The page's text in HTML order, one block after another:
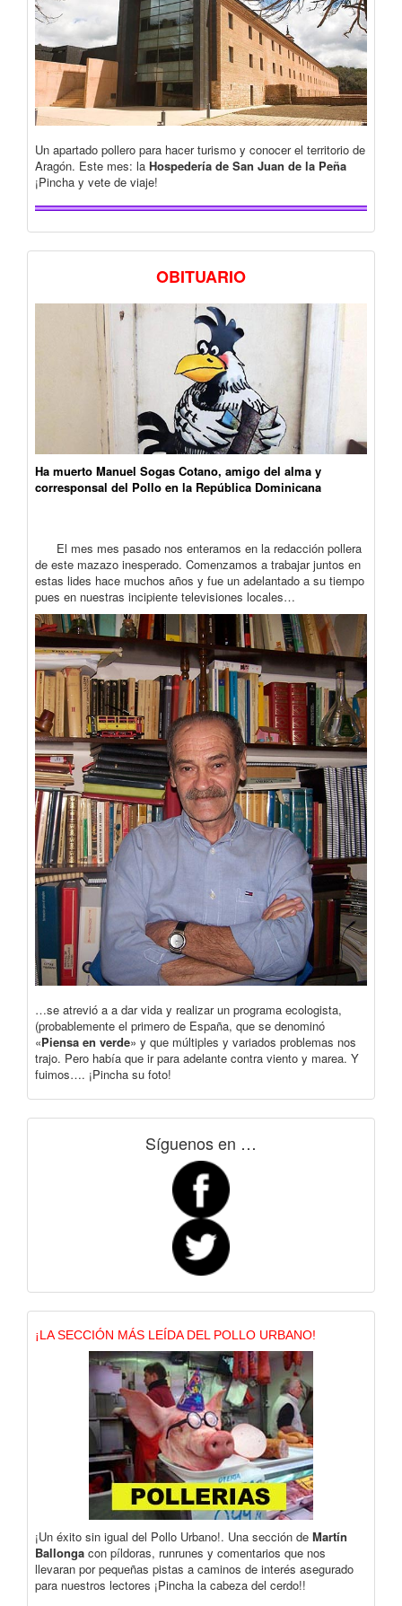
Un apartado pollero para hacer turismo y conocer el territorio de
Aragón. Este mes: la Hospedería de San Juan de la Peña
¡Pincha y vete de viaje!
OBITUARIO
Ha muerto Manuel Sogas Cotano, amigo del alma y
corresponsal del Pollo en la República Dominicana
El mes mes pasado nos enteramos en la redacción pollera
de este mazazo inesperado. Comenzamos a trabajar juntos en
estas lides hace muchos años y fue un adelantado a su tiempo
pues en nuestras incipiente televisiones locales…
…se atrevió a a dar vida y realizar un programa ecologista,
(probablemente el primero de España, que se denominó
«Piensa en verde» y que múltiples y variados problemas nos
trajo. Pero había que ir para adelante contra viento y marea. Y
fuimos…. ¡Pincha su foto!
Síguenos en …
¡LA SECCIÓN MÁS LEÍDA DEL POLLO URBANO!
¡Un éxito sin igual del Pollo Urbano!. Una sección de Martín
Ballonga con píldoras, runrunes y comentarios que nos
llevaran por pequeñas pistas a caminos de interés asegurado
para nuestros lectores ¡Pincha la cabeza del cerdo!!